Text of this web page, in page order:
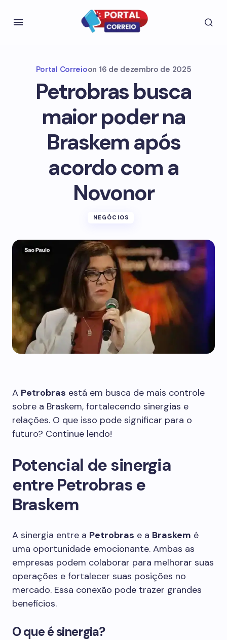
Portal Correioon 16 de dezembro de 2025
Petrobras busca
maior poder na
Braskem após
acordo com a
Novonor
NEGÓCIOS
A Petrobras está em busca de mais controle
sobre a Braskem, fortalecendo sinergias e
relações. O que isso pode significar para o
futuro? Continue lendo!
Potencial de sinergia
entre Petrobras e
Braskem
A sinergia entre a Petrobras e a Braskem é
uma oportunidade emocionante. Ambas as
empresas podem colaborar para melhorar suas
operações e fortalecer suas posições no
mercado. Essa conexão pode trazer grandes
benefícios.
O que é sinergia?